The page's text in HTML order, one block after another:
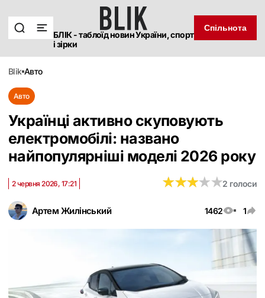
БЛІК - таблоїд новин України, спорт
і зірки
Спільнота
blik авто
Авто
Українці активно скуповують
електромобілі: названо
найпопулярніші моделі 2026 року
Артем Жилінський 1462 1
2 червня 2026, 17:21 ★★★★★
★★★★★2 голоси